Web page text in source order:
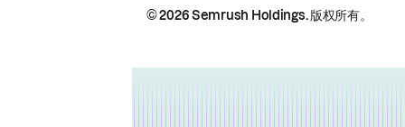
© 2026 Semrush Holdings.版权所有。